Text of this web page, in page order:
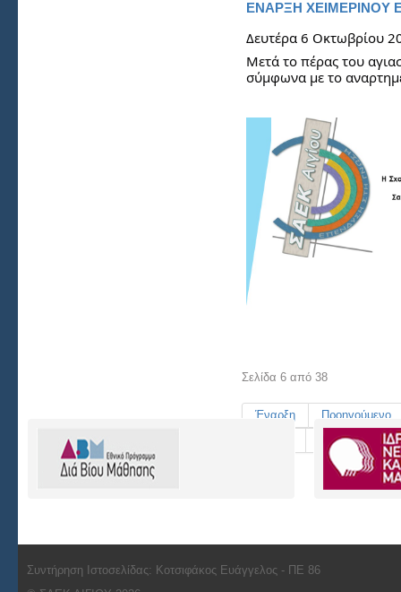
ΕΝΑΡΞΗ ΧΕΙΜΕΡΙΝΟΥ
Δευτέρα 6 Οκτωβρίου
Μετά το πέρας του
σύμφωνα με το
Σελίδα 6 από 38
Έναρξη
Προηγούμενο
Συντήρηση Ιστοσελίδας: Κοτσιφάκος Ευάγγελος - ΠΕ 86